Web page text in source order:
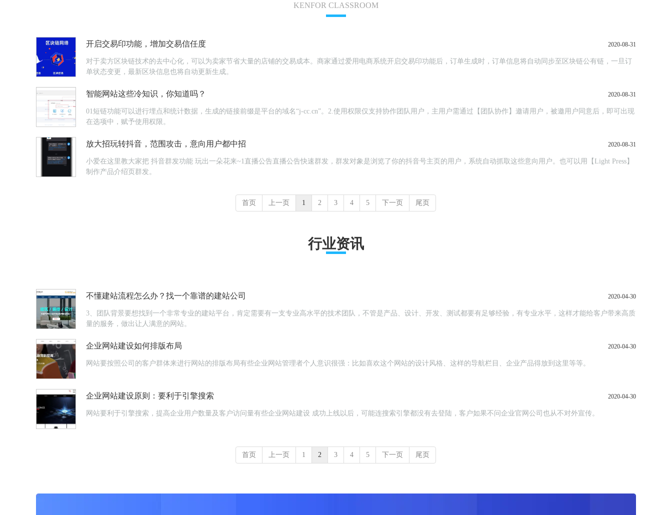
KENFOR CLASSROOM
开启交易印功能，增加交易信任度 2020-08-31
对于卖方区块链技术的去中心化，可以为卖家节省大量的店铺的交易成本。商家通过爱用电商系统开启交易印功能后，订单生成时，订单信息将自动同步至区块链公有链，一旦订
单状态变更，最新区块信息也将自动更新生成。
智能网站这些冷知识，你知道吗？ 2020-08-31
01短链功能可以进行埋点和统计数据，生成的链接前缀是平台的域名“j-cc.cn”。2.使用权限仅支持协作团队用户，主用户需通过【团队协作】邀请用户，被邀用户同意后，即可出现
在选项中，赋予使用权限。
放大招玩转抖音，范围攻击，意向用户都中招 2020-08-31
小爱在这里教大家把 抖音群发功能 玩出一朵花来~1直播公告直播公告快速群发，群发对象是浏览了你的抖音号主页的用户，系统自动抓取这些意向用户。也可以用【Light Press】
制作产品介绍页群发。
首页 上一页 1 2 3 4 5 下一页 尾页
行业资讯
不懂建站流程怎么办？找一个靠谱的建站公司 2020-04-30
3、团队背景要想找到一个非常专业的建站平台，肯定需要有一支专业高水平的技术团队，不管是产品、设计、开发、测试都要有足够经验，有专业水平，这样才能给客户带来高质
量的服务，做出让人满意的网站。
企业网站建设如何排版布局 2020-04-30
网站要按照公司的客户群体来进行网站的排版布局有些企业网站管理者个人意识很强：比如喜欢这个网站的设计风格、这样的导航栏目、企业产品得放到这里等等。
企业网站建设原则：要利于引擎搜索 2020-04-30
网站要利于引擎搜索，提高企业用户数量及客户访问量有些企业网站建设 成功上线以后，可能连搜索引擎都没有去登陆，客户如果不问企业官网公司也从不对外宣传。
首页 上一页 1 2 3 4 5 下一页 尾页